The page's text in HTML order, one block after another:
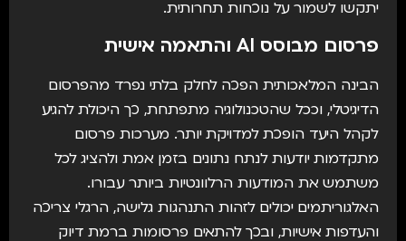
יתקשו לשמור על נוכחות תחרותית.
פרסום מבוסס AI והתאמה אישית
הבינה המלאכותית הפכה לחלק בלתי נפרד מהפרסום
הדיגיטלי, וככל שהטכנולוגיה מתפתחת, כך היכולת להגיע
לקהל היעד הופכת למדויקת יותר. מערכות פרסום
מתקדמות יודעות לנתח נתונים בזמן אמת ולהציג לכל
משתמש את המודעות הרלוונטיות ביותר עבורו.
האלגוריתמים יכולים לזהות התנהגות גלישה, הרגלי צריכה
והעדפות אישיות, ובכך להתאים פרסומות ברמת דיוק